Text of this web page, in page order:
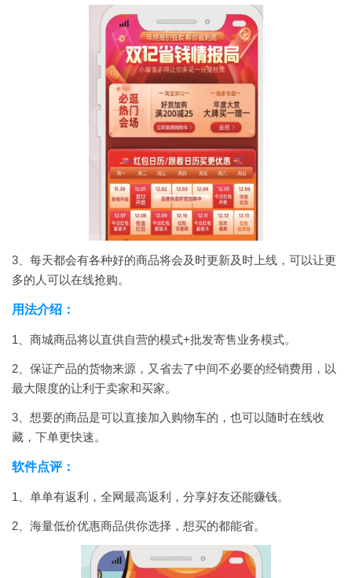
3、每天都会有各种好的商品将会及时更新及时上线，可以让更
多的人可以在线抢购。
用法介绍：
1、商城商品将以直供自营的模式+批发寄售业务模式。
2、保证产品的货物来源，又省去了中间不必要的经销费用，以
最大限度的让利于卖家和买家。
3、想要的商品是可以直接加入购物车的，也可以随时在线收
藏，下单更快速。
软件点评：
1、单单有返利，全网最高返利，分享好友还能赚钱。
2、海量低价优惠商品供你选择，想买的都能省。